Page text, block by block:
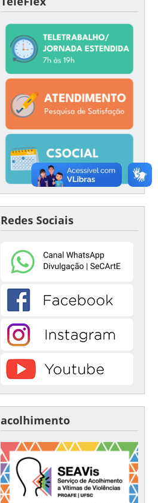
Redes Sociais
acolhimento